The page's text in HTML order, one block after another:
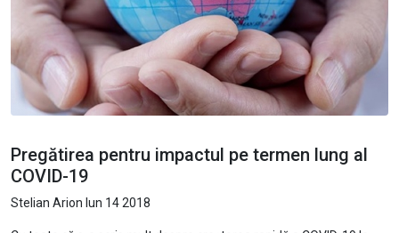
Pregătirea pentru impactul pe termen lung al
COVID-19
Stelian Arion Iun 14 2018